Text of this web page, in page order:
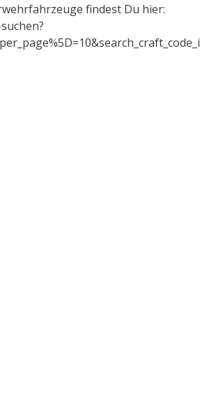
findest Du hier: